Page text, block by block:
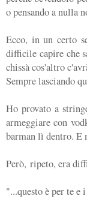
o pensando a nulla
Ecco, in un certo
difficile capire che
chissà cos'altro
Sempre lasciando
Ho provato a
armeggiare con
barman lì dentro. E
Però, ripeto, era
"...questo è per te